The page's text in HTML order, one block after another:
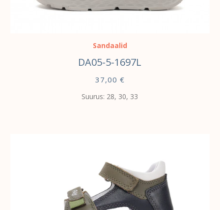
Sandaalid
DA05-5-1697L
37,00 €
Suurus: 28, 30, 33